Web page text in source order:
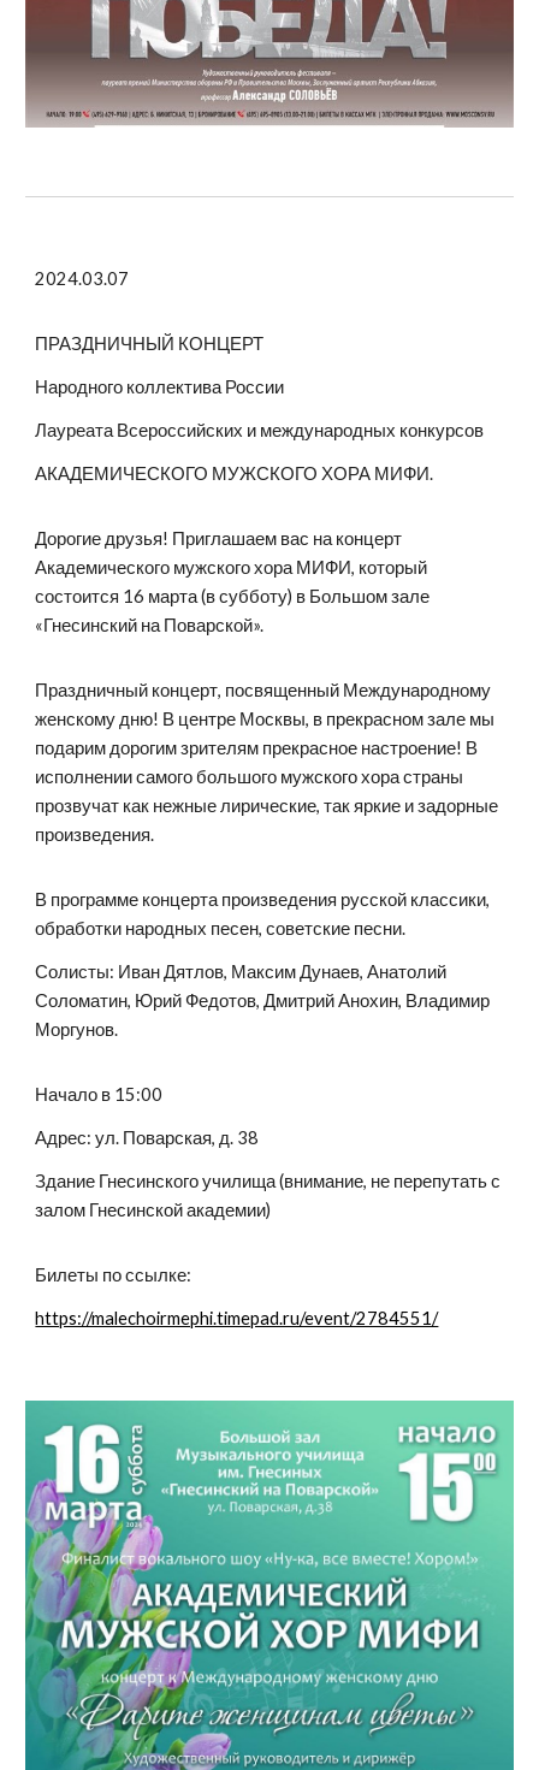
2024.03.07
ПРАЗДНИЧНЫЙ КОНЦЕРТ
Народного коллектива России
Лауреата Всероссийских и международных конкурсов
АКАДЕМИЧЕСКОГО МУЖСКОГО ХОРА МИФИ.
Дорогие друзья! Приглашаем вас на концерт
Академического мужского хора МИФИ, который
состоится 16 марта (в субботу) в Большом зале
«Гнесинский на Поварской».
Праздничный концерт, посвященный Международному
женскому дню! В центре Москвы, в прекрасном зале мы
подарим дорогим зрителям прекрасное настроение! В
исполнении самого большого мужского хора страны
прозвучат как нежные лирические, так яркие и задорные
произведения.
В программе концерта произведения русской классики,
обработки народных песен, советские песни.
Солисты: Иван Дятлов, Максим Дунаев, Анатолий
Соломатин, Юрий Федотов, Дмитрий Анохин, Владимир
Моргунов.
Начало в 15:00
Адрес: ул. Поварская, д. 38
Здание Гнесинского училища (внимание, не перепутать с
залом Гнесинской академии)
Билеты по ссылке:
https://malechoirmephi.timepad.ru/event/2784551/